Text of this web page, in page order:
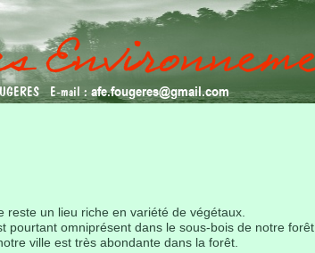
E-mail : afe.fougeres@gmail.com
un lieu riche en variété de végétaux.
pourtant omniprésent dans le sous-bois de notre forêt.
ville est très abondante dans la forêt.